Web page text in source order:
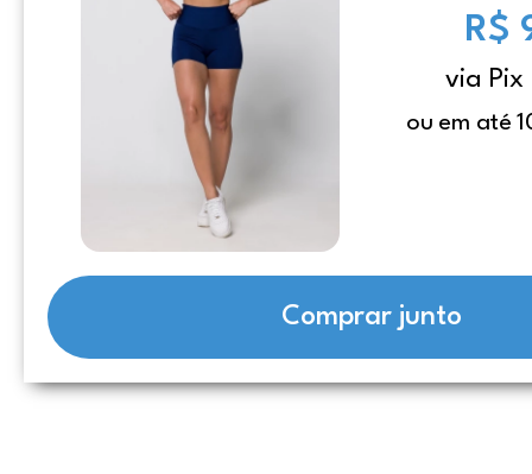
R$
via Pix
ou em até
Comprar junto